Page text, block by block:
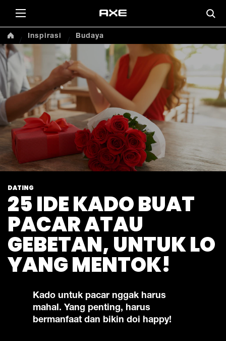
Inspirasi Budaya
DATING
25 IDE KADO BUAT
PACAR ATAU
GEBETAN, UNTUK LO
YANG MENTOK!
Kado untuk pacar nggak harus
mahal. Yang penting, harus
bermanfaat dan bikin doi happy!